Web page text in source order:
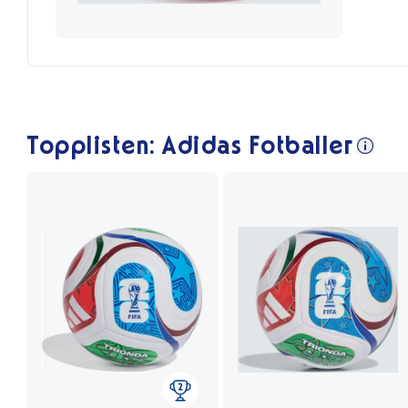
Topplisten: Adidas Fotballer